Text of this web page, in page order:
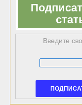
Введите